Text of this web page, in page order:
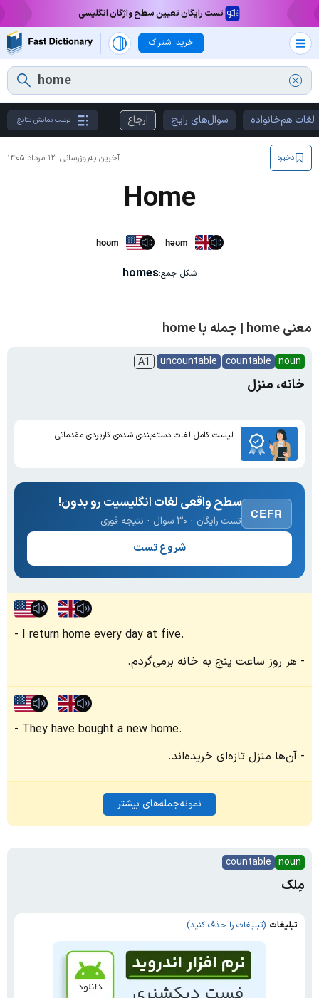
تست رایگان تعیین سطح واژگان انگلیسی
خرید اشتراک
لغات هم‌خانواده سوال‌های رایج ارجاع ترتیب نمایش نتایج
آخرین به‌روزرسانی: ۱۲ مرداد ۱۴۰۵ ذخیره
Home
hoʊm həʊm
شکل جمع:homes
معنی home | جمله با home
noun
countable
uncountable
A1
خانه، منزل
لیست کامل لغات دسته‌بندی شده‌ی کاربردی مقدماتی
CEFR
سطح واقعی لغات انگلیسیت رو بدون!
تست رایگان · ۳۰ سوال · نتیجه فوری
شروع تست
I return home every day at five.
هر روز ساعت پنج به خانه برمی‌گردم.
They have bought a new home.
آن‌ها منزل تازه‌ای خریده‌اند.
نمونه‌جمله‌های بیشتر
noun
countable
مِلک
تبلیغات (تبلیغات را حذف کنید)